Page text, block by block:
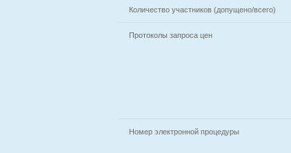
Количество участников (допущено/всего)
Протоколы запроса цен
Номер электронной процедуры